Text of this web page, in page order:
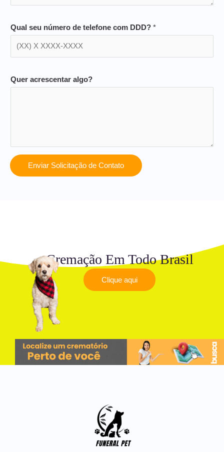
Qual seu número de telefone com DDD? *
Quer acrescentar algo?
Enviar Solicitação de Contato
Cremação Em Todo Brasil
Clique aqui